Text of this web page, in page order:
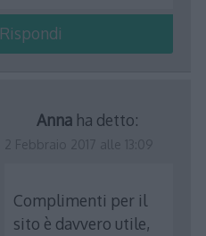
Rispondi
Anna ha detto:
Complimenti per il
sito è davvero utile,